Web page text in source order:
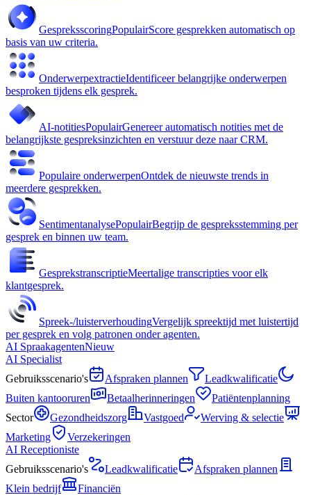
GespreksscoringPopulairScore gesprekken automatisch op
basis van uw criteria.
OnderwerpextractieIdentificeer belangrijke onderwerpen
besproken tijdens elk gesprek.
AI-notitiesPopulairGenereer automatisch notities met de
belangrijkste gespreksinzichten en verstuur deze naar CRM.
Populaire onderwerpenOntdek de nieuwste trends in
meerdere gesprekken.
SentimentanalysePopulairBegrijp de gespreksstemming per
gesprek en binnen uw team.
GesprekstranscriptieMeertalige transcripties voor elk
klantgesprek.
Spreek-/luisterverhoudingVergelijk spreektijd met luistertijd
per gesprek en volg patronen onder agenten.
AI SpraakagentenNieuw
AI Specialist
Gebruiksscenario's
Afspraken plannen
Leadkwalificatie
Buiten kantooruren
Betaalherinneringen
Patiëntenplanning
Sector
Gezondheidszorg Vastgoed
Werving & selectie
Marketing
Verzekeringen
AI Receptioniste
Gebruiksscenario's
Leadkwalificatie
Afspraken plannen
Klein bedrijf
Financiën